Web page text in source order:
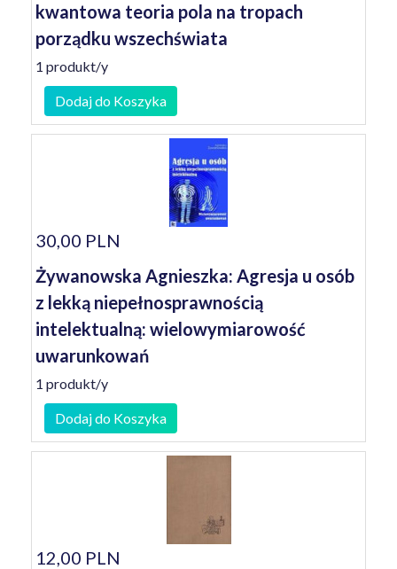
kwantowa teoria pola na tropach
porządku wszechświata
1 produkt/y
Dodaj do Koszyka
30,00 PLN
Żywanowska Agnieszka: Agresja u osób
z lekką niepełnosprawnością
intelektualną: wielowymiarowość
uwarunkowań
1 produkt/y
Dodaj do Koszyka
12,00 PLN